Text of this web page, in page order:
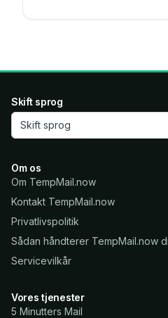
Skift sprog
Skift sprog
Om os
Om TempMail.now
Kontakt TempMail.now
Privatlivspolitik
Sådan håndterer TempMail.now
Servicevilkår
Vores tjenester
5 Minutters Mail